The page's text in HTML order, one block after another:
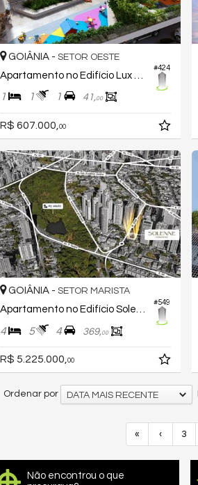
#424
GOIÂNIA - SETOR OESTE
1 1 1 41,00
R$ 607.000,00
#549
GOIÂNIA - SETOR MARISTA
Apartamento no Edifício Solenne Cosciente
4 5 4 369,00
R$ 5.225.000,00
Ordenar por DATA MAIS RECENTE
« ‹ 3
Não encontrou o que